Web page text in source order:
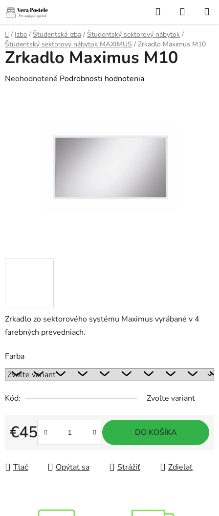
Prejsť
na
obsah
Hľadať
KOŠÍK
Domov
/ Izba / Študentská izba / Študentský sektorový nábytok /
Študentský sektorový nábytok MAXIMUS / Zrkadlo Maximus M10
Zrkadlo zo sektorového systému Maximus vyrábané v 4
farebných prevedniach.
Farba
Kód: Zvoľte variant
€45
Jednotková cena:
DO KOŠÍKA
Tlač Opýtať sa Strážiť Zdieľať
Zrkadlo Maximus M10
Priemerné
Neohodnotené Podrobnosti hodnotenia